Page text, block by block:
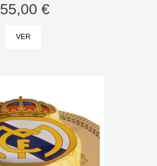
55,00 €
VER